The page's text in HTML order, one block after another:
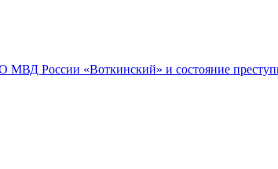
МВД России «Воткинский» и состояние